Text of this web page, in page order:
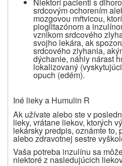
srdcovým ochorením
mozgovou mŕtvicou,
pioglitazónom a
vznikom srdcového
svojho lekára, ak
srdcového zlyhania,
dýchanie, náhly nárast
lokalizovaný
opuch (edém).
Iné lieky a Humulin R
Ak užívate alebo ste v
lieky, vrátane liekov, ktorých
lekársky predpis, oznámte to,
alebo zdravotnej sestre
Vaša potreba inzulínu sa
niektoré z nasledujúcich